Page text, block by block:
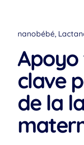
nanobébé
clave
de la